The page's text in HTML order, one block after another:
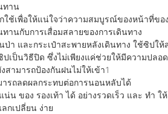
ทาน
ใช้เพื่อให้แน่ใจว่าความสมบูรณ์ของหน้าที่ขอ
านกับการเสื่อมสลายของการเดินทาง
า และกระเป๋าสะพายหลังเดินทาง ใช้ซิปใ
เป็นวิธีปิด ซึ่งไม่เพียงแค่ช่วยให้มีความปล
ามารถป้องกันฝนไม่ให้เข้า1
ารถลดผลกระทบต่อการนอนหลับได้
ของ รองเท้า ได้ อย่างรวดเร็ว และ ทํา ใ
กเปลี่ยน ง่าย